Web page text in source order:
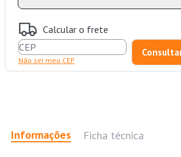
Calcular o frete
Não sei meu CEP
Informações Ficha técnica